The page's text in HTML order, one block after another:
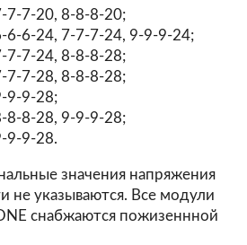
7-7-20, 8-8-8-20;
6-6-24, 7-7-7-24, 9-9-9-24;
7-7-24, 8-8-8-28;
7-7-28, 8-8-8-28;
9-9-28;
8-8-28, 9-9-9-28;
9-9-28.
значения напряжения
не указываются. Все модули
снабжаются пожизеннной